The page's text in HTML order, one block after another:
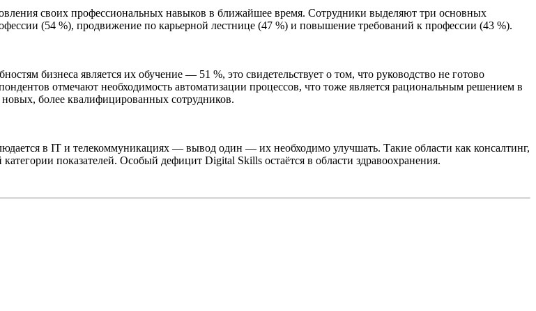
своих профессиональных навыков в ближайшее время. Сотрудники выделяют три основных
(54 %), продвижение по карьерной лестнице (47 %) и повышение требований к профессии (43 %).
бизнеса является их обучение — 51 %, это свидетельствует о том, что руководство не готово
отмечают необходимость автоматизации процессов, что тоже является рациональным решением в
более квалифицированных сотрудников.
в IT и телекоммуникациях — вывод один — их необходимо улучшать. Такие области как консалтинг,
показателей. Особый дефицит Digital Skills остаётся в области здравоохранения.